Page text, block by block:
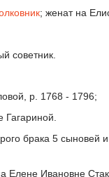
; женат на
советник.
р. 1768 - 1796;
брака 5 сыновей
Елене Ивановне